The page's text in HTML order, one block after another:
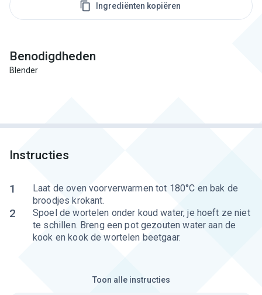
Ingrediënten kopiëren
Benodigdheden
Blender
Instructies
1
Laat de oven voorverwarmen tot 180°C en bak de
broodjes krokant.
2
Spoel de wortelen onder koud water, je hoeft ze niet
te schillen. Breng een pot gezouten water aan de
kook en kook de wortelen beetgaar.
Toon alle instructies